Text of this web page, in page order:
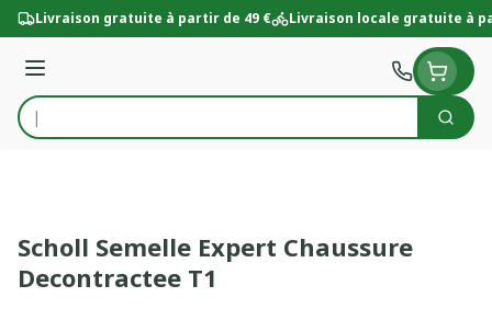
Aller au contenu
Livraison gratuite à partir de 49 € Livraison locale gratuite à
Menu
Rechercher
Scholl Semelle Expert Chaussure
Decontractee T1